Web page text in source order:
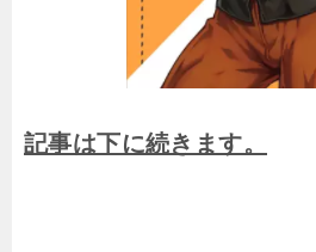
記事は下に続きます。